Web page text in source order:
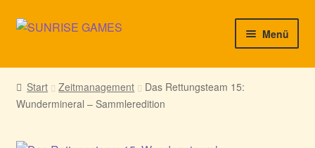
Zur
Zum
Menü
► Startseite
► Neuigkeiten von uns
► Support/Hilfe
Start Zeitmanagement
Das Rettungsteam 15:
Wundermineral – Sammleredition